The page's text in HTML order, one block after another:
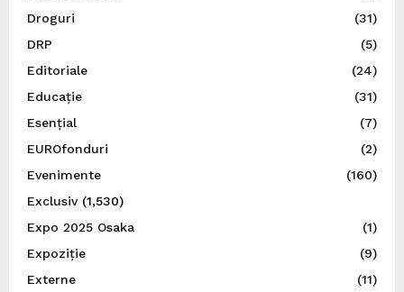
Droguri
(31)
DRP
(5)
Editoriale
(24)
Educație
(31)
Esențial
(7)
EUROfonduri
(2)
Evenimente
(160)
Exclusiv(1,530)
Expo 2025 Osaka
(1)
Expoziție
(9)
Externe
(11)